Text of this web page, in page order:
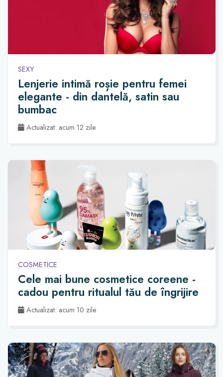
SEXY
Lenjerie intimă roșie pentru femei
elegante - din dantelă, satin sau
bumbac
Actualizat: acum 12 zile
COSMETICE
Cele mai bune cosmetice coreene -
cadou pentru ritualul tău de îngrijire
Actualizat: acum 10 zile